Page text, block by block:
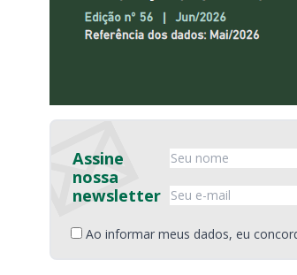
Assine
nossa
newsletter
Ao informar meus dados, eu